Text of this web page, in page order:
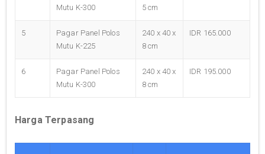
Mutu K-300
5 cm
5
Pagar Panel Polos
Mutu K-225
240 x 40 x
8 cm
IDR 165.000
6
Pagar Panel Polos
Mutu K-300
240 x 40 x
8 cm
IDR 195.000
Harga Terpasang